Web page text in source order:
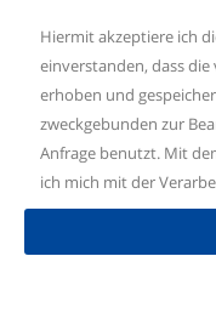
Hiermit akzeptiere ich
einverstanden, dass
erhoben und
zweckgebunden zur
Anfrage benutzt. Mit
ich mich mit der